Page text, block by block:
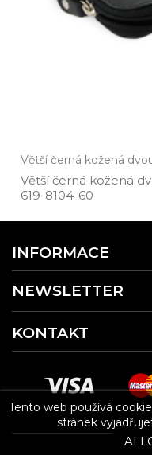
Větší černá kožená
Větší černá kožená
619­-8104­-60
INFORMACE
NEWSLETTER
KONTAKT
Tento web používá
stránek